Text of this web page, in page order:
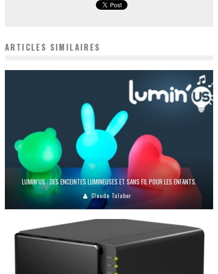
ARTICLES SIMILAIRES
LUMIN’US : DES ENCEINTES LUMINEUSES ET SANS FIL POUR LES ENFANTS.
Claude Talaber